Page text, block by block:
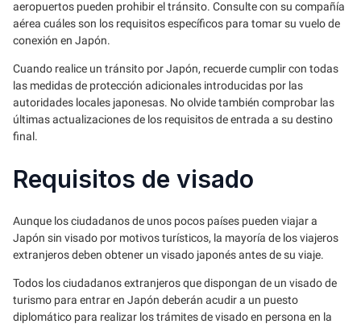
aeropuertos pueden prohibir el tránsito. Consulte con su compañía
aérea cuáles son los requisitos específicos para tomar su vuelo de
conexión en Japón.
Cuando realice un tránsito por Japón, recuerde cumplir con todas
las medidas de protección adicionales introducidas por las
autoridades locales japonesas. No olvide también comprobar las
últimas actualizaciones de los requisitos de entrada a su destino
final.
Requisitos de visado
Aunque los ciudadanos de unos pocos países pueden viajar a
Japón sin visado por motivos turísticos, la mayoría de los viajeros
extranjeros deben obtener un visado japonés antes de su viaje.
Todos los ciudadanos extranjeros que dispongan de un visado de
turismo para entrar en Japón deberán acudir a un puesto
diplomático para realizar los trámites de visado en persona en la